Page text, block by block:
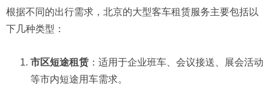
根据不同的出行需求，北京的大型客车租赁服务主要包括以
下几种类型：​
市区短途租赁 ：​适用于企业班车、会议接送、展会活动
等市内短途用车需求。​